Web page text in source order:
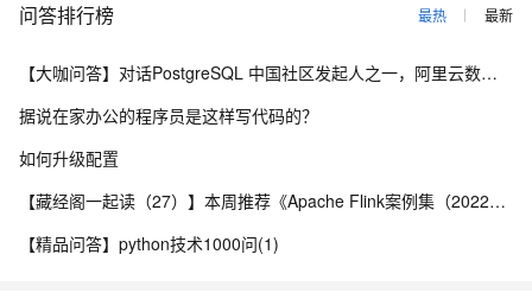
问答排行榜 最热 最新
【大咖问答】对话PostgreSQL 中国社区发起人之一，阿里云数据库高级专家 德哥
据说在家办公的程序员是这样写代码的？
如何升级配置
【藏经阁一起读（27）】本周推荐《Apache Flink案例集（2022版）》，你有哪些心得？
【精品问答】python技术1000问(1)